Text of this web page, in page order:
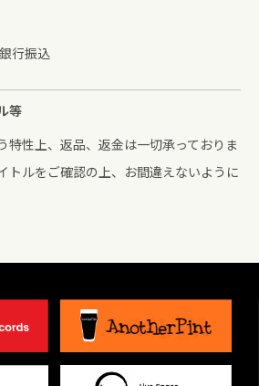
行振込
等
特性上、返品、返金は一切承っておりま
トルをご確認の上、お間違えないように